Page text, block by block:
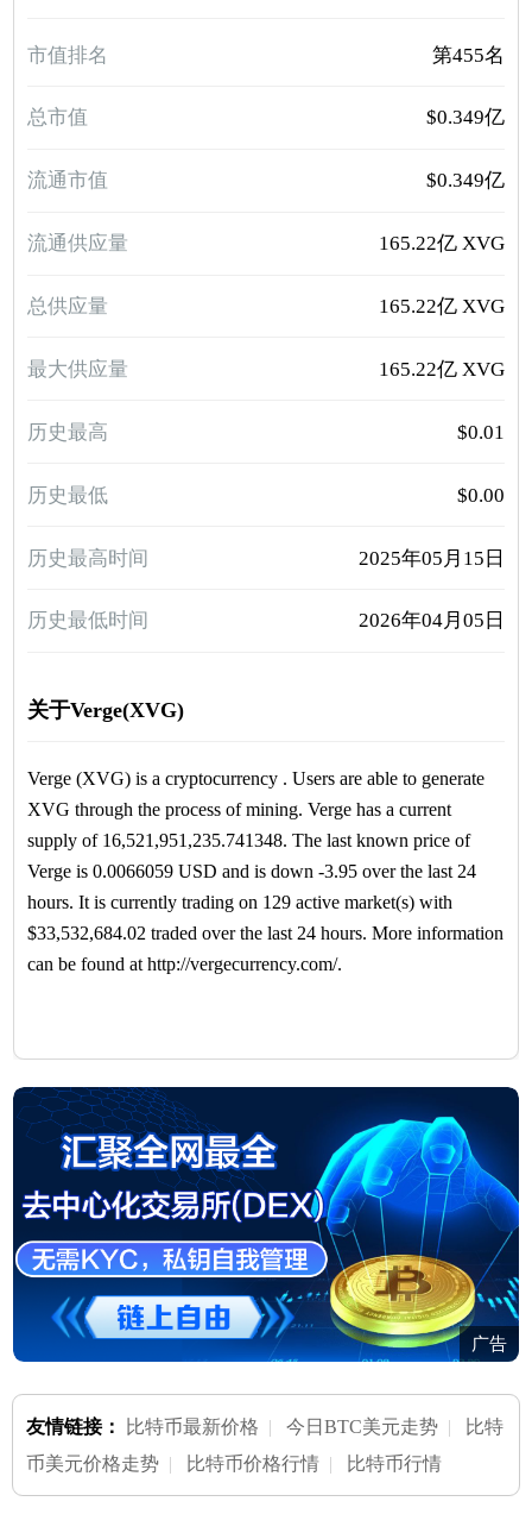
市值排名 第455名
总市值 $0.349亿
流通市值 $0.349亿
流通供应量 165.22亿 XVG
总供应量 165.22亿 XVG
最大供应量 165.22亿 XVG
历史最高 $0.01
历史最低 $0.00
历史最高时间 2025年05月15日
历史最低时间 2026年04月05日
关于Verge(XVG)
Verge (XVG) is a cryptocurrency . Users are able to generate
XVG through the process of mining. Verge has a current
supply of 16,521,951,235.741348. The last known price of
Verge is 0.0066059 USD and is down -3.95 over the last 24
hours. It is currently trading on 129 active market(s) with
$33,532,684.02 traded over the last 24 hours. More information
can be found at http://vergecurrency.com/.
广告
友情链接： 比特币最新价格 |今日BTC美元走势 | 比特
币美元价格走势 | 比特币价格行情 | 比特币行情